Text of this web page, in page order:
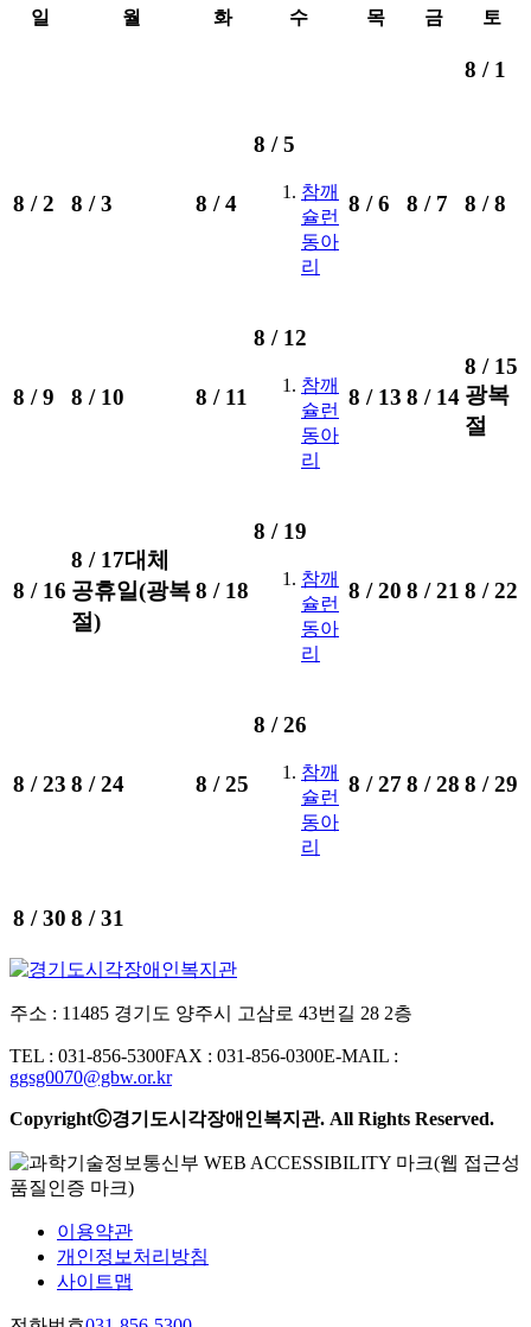
일
월 화 수 목 금 토
8 / 1
8 /2 8 /3 8 /4
8 /5
참깨
슐런
동아
리
8 /6 8 / 7 8 /8
8 /9 8 / 10 8 / 11
8 / 12
참깨
슐런
동아
리
8 / 13 8 / 14
8 / 15
광복
절
8 / 16
8 / 17대체
공휴일(광복
절)
8 / 18
8 / 19
참깨
슐런
동아
리
8 /20 8 /21 8 /22
8 /23 8 /24 8 /25
8 /26
참깨
슐런
동아
리
8 /27 8 /28 8 /29
8 /30 8 /31
주소 : 11485 경기도 양주시 고삼로 43번길 28 2층
TEL : 031-856-5300FAX : 031-856-0300E-MAIL :
ggsg0070@gbw.or.kr
CopyrightⒸ경기도시각장애인복지관. All Rights Reserved.
이용약관
개인정보처리방침
사이트맵